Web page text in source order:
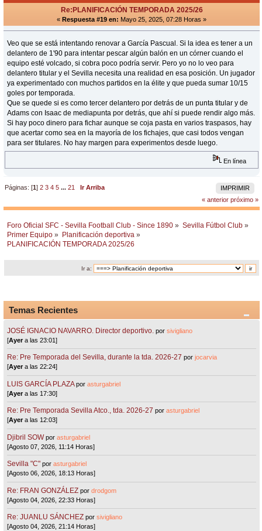
Re:PLANIFICACIÓN TEMPORADA 2025/26
« Respuesta #19 en: Mayo 25, 2025, 07:28 Horas »
Veo que se está intentando renovar a García Pascual. Si la idea es tener a un
delantero de 1'90 para intentar pescar algún balón en un córner cuando el
equipo esté volcado, si cobra poco podría servir. Pero yo no lo veo para
delantero titular y el Sevilla necesita una realidad en esa posición. Un jugador
ya experimentado con muchos partidos en la élite y que pueda sumar 10/15
goles por temporada.
Que se quede si es como tercer delantero por detrás de un punta titular y de
Adams con Isaac de mediapunta por detrás, que ahí si puede rendir algo más.
Si hay poco dinero para fichar aunque se coja pasta en varios traspasos, hay
que acertar como sea en la mayoría de los fichajes, que casi todos vengan
para ser titulares. No hay margen para experimentos desde luego.
En línea
IMPRIMIR
Páginas: [1]2 3 4 5 ...21
Ir Arriba
« anterior próximo »
Foro Oficial SFC - Sevilla Football Club - Since 1890 » Sevilla Fútbol Club »
Primer Equipo » Planificación deportiva »
PLANIFICACIÓN TEMPORADA 2025/26
Ir a:
Temas Recientes
JOSÉ IGNACIO NAVARRO. Director deportivo. porsivigliano
[Ayera las 23:01]
Re: Pre Temporada del Sevilla, durante la tda. 2026-27 porjocarvia
[Ayera las 22:24]
LUIS GARCÍA PLAZA porasturgabriel
[Ayera las 17:30]
Re: Pre Temporada Sevilla Atco., tda. 2026-27 porasturgabriel
[Ayera las 12:03]
Djibril SOW porasturgabriel
[Agosto 07, 2026, 11:14 Horas]
Sevilla "C"porasturgabriel
[Agosto 06, 2026, 18:13 Horas]
Re: FRAN GONZÁLEZ pordrodgom
[Agosto 04, 2026, 22:33 Horas]
Re: JUANLU SÁNCHEZ porsivigliano
[Agosto 04, 2026, 21:14 Horas]